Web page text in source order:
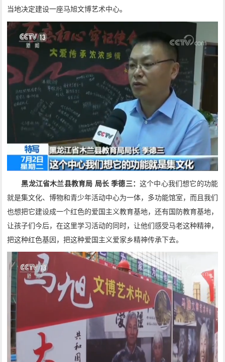
当地决定建设一座马旭文博艺术中心。
黑龙江省木兰县教育局 局长 季德三：这个中心我们想它的功能
就是集文化、博物和青少年活动中心为一体，多功能馆室，而且我们
也想把它建设成一个红色的爱国主义教育基地，还有国防教育基地，
让孩子们今后，在这里学习活动的同时，让他们感受马老这种精神，
把这种红色基因，把这种爱国主义爱家乡精神传承下去。